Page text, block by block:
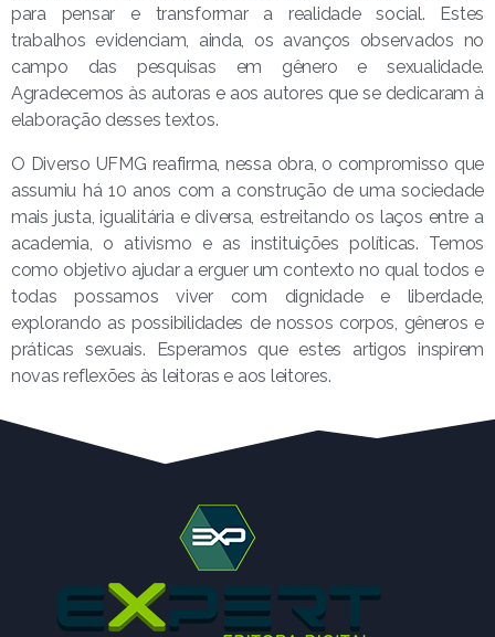
para pensar e transformar a realidade social. Estes
trabalhos evidenciam, ainda, os avanços observados no
campo das pesquisas em gênero e sexualidade.
Agradecemos às autoras e aos autores que se dedicaram à
elaboração desses textos.
O Diverso UFMG reafirma, nessa obra, o compromisso que
assumiu há 10 anos com a construção de uma sociedade
mais justa, igualitária e diversa, estreitando os laços entre a
academia, o ativismo e as instituições políticas. Temos
como objetivo ajudar a erguer um contexto no qual todos e
todas possamos viver com dignidade e liberdade,
explorando as possibilidades de nossos corpos, gêneros e
práticas sexuais. Esperamos que estes artigos inspirem
novas reflexões às leitoras e aos leitores.